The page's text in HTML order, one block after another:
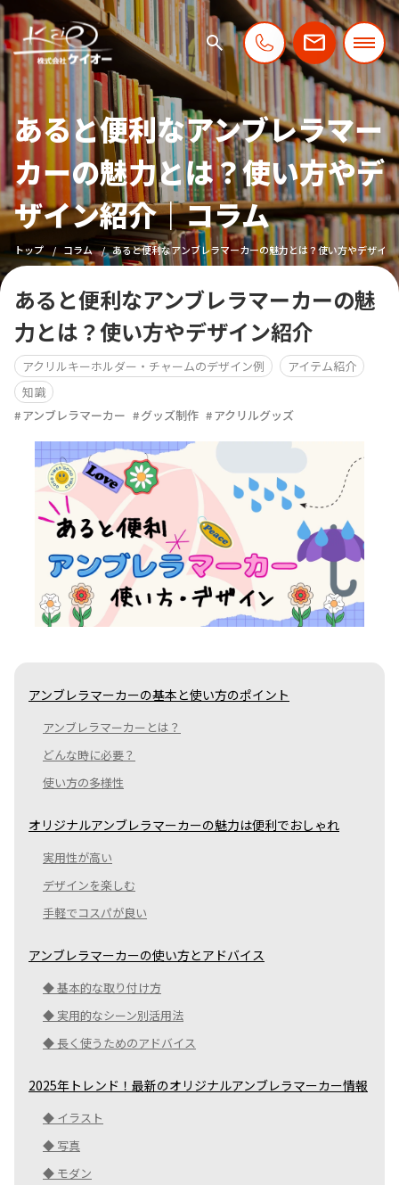
あると便利なアンブレラマー
カーの魅力とは？使い方やデ
ザイン紹介｜コラム
トップ コラム あると便利なアンブレラマーカーの魅力とは？使い方やデザイン
あると便利なアンブレラマーカーの魅
力とは？使い方やデザイン紹介
アクリルキーホルダー・チャームのデザイン例
アイテム紹介
知識
アンブレラマーカー
グッズ制作 アクリルグッズ
アンブレラマーカーの基本と使い方のポイント
アンブレラマーカーとは？
どんな時に必要？
使い方の多様性
オリジナルアンブレラマーカーの魅力は便利でおしゃれ
実用性が高い
デザインを楽しむ
手軽でコスパが良い
アンブレラマーカーの使い方とアドバイス
◆ 基本的な取り付け方
◆ 実用的なシーン別活用法
◆ 長く使うためのアドバイス
2025年トレンド！最新のオリジナルアンブレラマーカー情報
◆ イラスト
◆ 写真
◆ モダン